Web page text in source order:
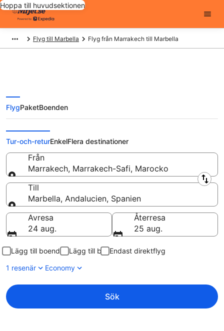
Hoppa till huvudsektionen
Flyg till Marbella Flyg från Marrakech till Marbella
Flyg från Marrakech till Marbella
från
FlygPaketBoenden
Tur-och-returEnkelFlera destinationer
Från
Marrakech, Marrakech-Safi, Marocko
Från
Till
Marbella, Andalucien, Spanien
Till
Avresa
24 aug.
Återresa
25 aug.
Lägg till boende Lägg till bil
Endast direktflyg
1 resenär
Economy
Sök